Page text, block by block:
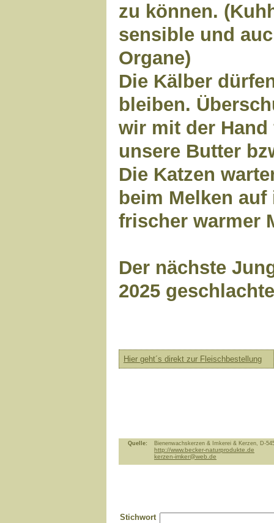
zu können.
sensible und
Organe)
Die Kälber
bleiben.
wir mit der
unsere Butter
Die Katzen
beim Melken
frischer warmer
Der nächste
2025
Hier geht´s direkt zur Fleischbestellung
Quelle: Bienenwachskerzen & Imkerei & Kerzen, D-
http://www.becker-naturprodukte.de
kerzen-imker@web.de
Stichwort